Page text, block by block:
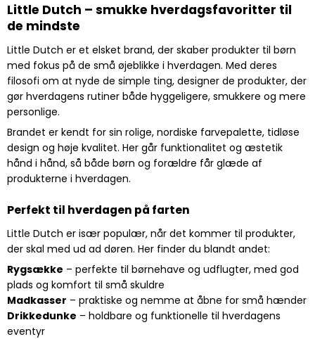
Little Dutch – smukke hverdagsfavoritter til
de mindste
Little Dutch er et elsket brand, der skaber produkter til børn
med fokus på de små øjeblikke i hverdagen. Med deres
filosofi om at nyde de simple ting, designer de produkter, der
gør hverdagens rutiner både hyggeligere, smukkere og mere
personlige.
Brandet er kendt for sin rolige, nordiske farvepalette, tidløse
design og høje kvalitet. Her går funktionalitet og æstetik
hånd i hånd, så både børn og forældre får glæde af
produkterne i hverdagen.
Perfekt til hverdagen på farten
Little Dutch er især populær, når det kommer til produkter,
der skal med ud ad døren. Her finder du blandt andet:
Rygsække – perfekte til børnehave og udflugter, med god
plads og komfort til små skuldre
Madkasser – praktiske og nemme at åbne for små hænder
Drikkedunke – holdbare og funktionelle til hverdagens
eventyr